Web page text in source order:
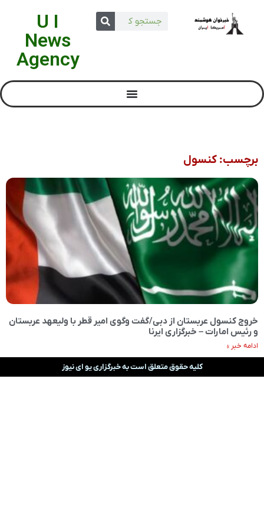
U I
News
Agency
برچسب: کنسول
خروج کنسول عربستان از دبی/گفت وگوی امیر قطر با ولیعهد عربستان
و رئیس امارات – خبرگزاری ایرنا
ادامه خبر »
کلیه حقوق متعلق است به خبرگزاری یو ای نیوز